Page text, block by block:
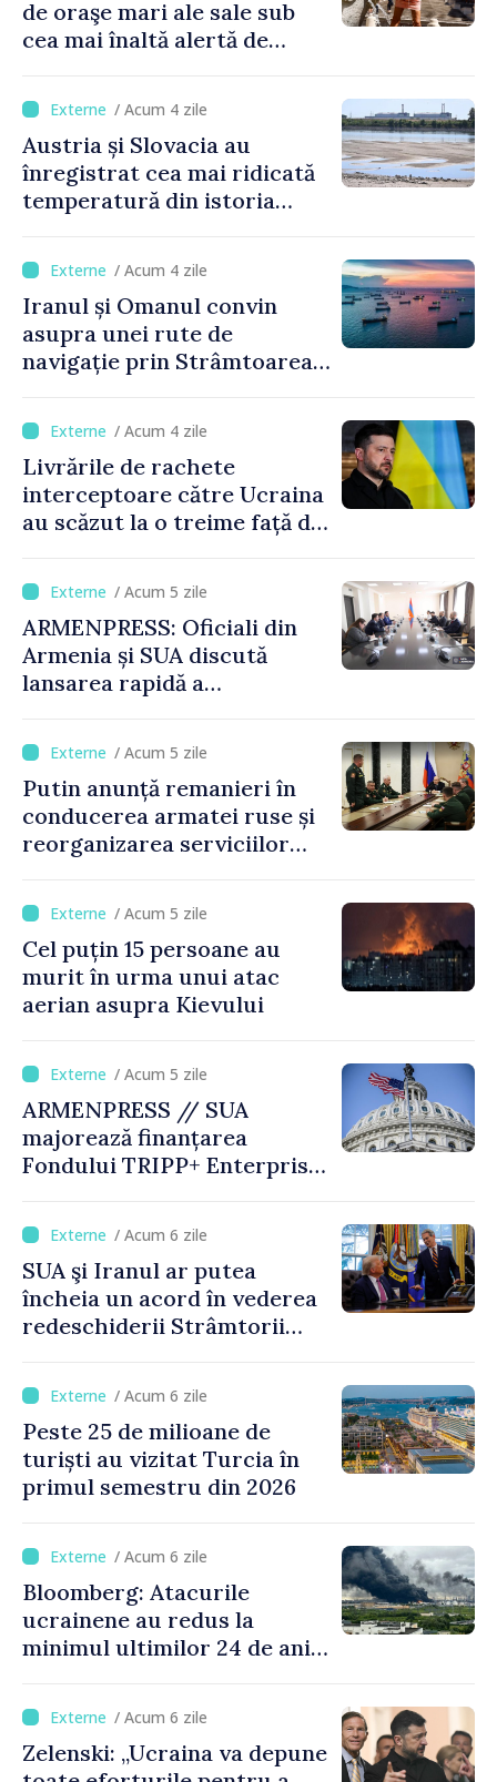
de oraşe mari ale sale sub
cea mai înaltă alertă de
/ Acum 4 zile
Austria și Slovacia au
înregistrat cea mai ridicată
temperatură din istoria
/ Acum 4 zile
Iranul și Omanul convin
asupra unei rute de
navigație prin Strâmtoarea
/ Acum 4 zile
Livrările de rachete
interceptoare către Ucraina
au scăzut la o treime față de
/ Acum 5 zile
ARMENPRESS: Oficiali din
Armenia și SUA discută
lansarea rapidă a
/ Acum 5 zile
Putin anunță remanieri în
conducerea armatei ruse și
reorganizarea serviciilor
/ Acum 5 zile
Cel puțin 15 persoane au
murit în urma unui atac
aerian asupra Kievului
/ Acum 5 zile
ARMENPRESS // SUA
majorează finanțarea
Fondului TRIPP+ Enterprise
milioane de dolari
/ Acum 6 zile
SUA şi Iranul ar putea
încheia un acord în vederea
redeschiderii Strâmtorii
anunţă secretarul american
al Trezoreriei
/ Acum 6 zile
Peste 25 de milioane de
turiști au vizitat Turcia în
primul semestru din 2026
/ Acum 6 zile
Bloomberg: Atacurile
ucrainene au redus la
minimul ultimilor 24 de ani
Rusia
/ Acum 6 zile
Zelenski: „Ucraina va depune